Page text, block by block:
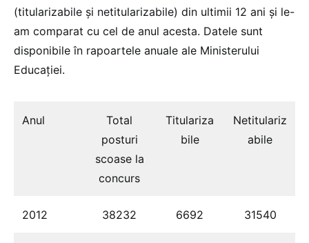
(titularizabile și netitularizabile) din ultimii 12 ani și le-
am comparat cu cel de anul acesta. Datele sunt
disponibile în rapoartele anuale ale Ministerului
Educației.
Anul
Total
posturi
scoase la
concurs
Titulariza
bile
Netitulariz
abile
2012 38232 6692 31540